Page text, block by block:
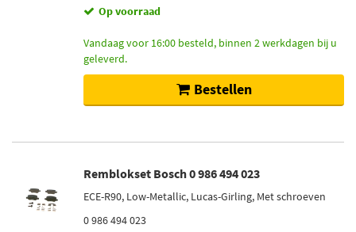
Op voorraad
Vandaag voor 16:00 besteld, binnen 2 werkdagen bij u
geleverd.
Bestellen
Remblokset Bosch 0 986 494 023
ECE-R90, Low-Metallic, Lucas-Girling, Met schroeven
0 986 494 023